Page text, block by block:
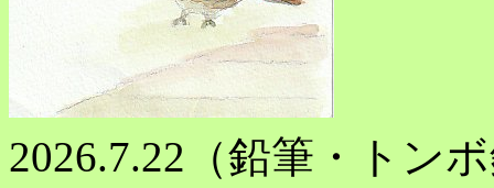
2026.7.22（鉛筆・トン